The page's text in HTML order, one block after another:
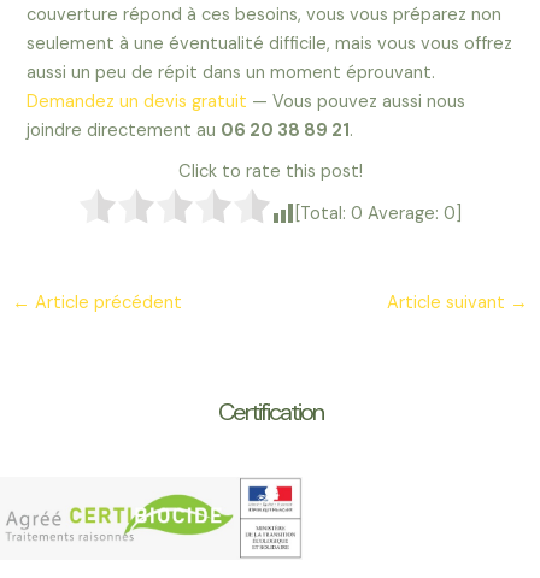
couverture répond à ces besoins, vous vous préparez non
seulement à une éventualité difficile, mais vous vous offrez
aussi un peu de répit dans un moment éprouvant.
Demandez un devis gratuit — Vous pouvez aussi nous
joindre directement au 06 20 38 89 21.
Click to rate this post!
[Total: 0 Average: 0
Navigation
← Article précédent Article suivant →
Certification